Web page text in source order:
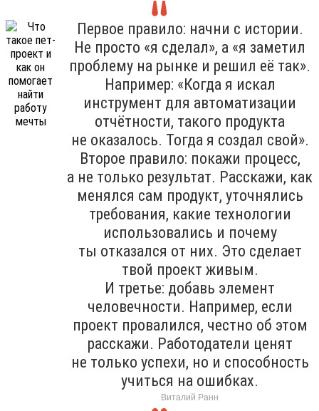
Первое правило: начни с истории.
Не просто «я сделал», а «я заметил
проблему на рынке и решил её так».
Например: «Когда я искал
инструмент для автоматизации
отчётности, такого продукта
не оказалось. Тогда я создал свой».
Второе правило: покажи процесс,
а не только результат. Расскажи, как
менялся сам продукт, уточнялись
требования, какие технологии
использовались и почему
ты отказался от них. Это сделает
твой проект живым.
И третье: добавь элемент
человечности. Например, если
проект провалился, честно об этом
расскажи. Работодатели ценят
не только успехи, но и способность
учиться на ошибках.
Виталий Ранн